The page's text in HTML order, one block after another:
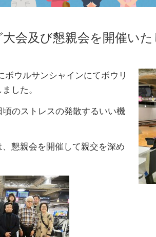
会及び懇親会を開催い
ボウルサンシャインにてボウリ
した。
頃のストレスの発散するいい機
懇親会を開催して親交を深め